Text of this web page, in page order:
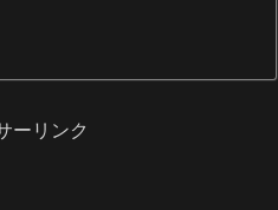
ーリンク